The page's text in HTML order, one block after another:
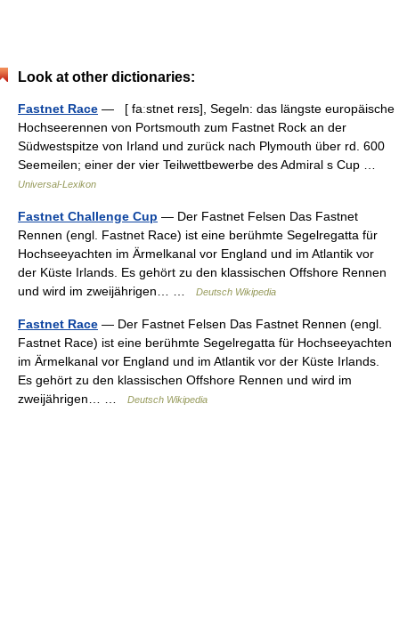
Look at other dictionaries:
Fastnet Race — [ faːstnet reɪs], Segeln: das längste europäische
Hochseerennen von Portsmouth zum Fastnet Rock an der
Südwestspitze von Irland und zurück nach Plymouth über rd. 600
Seemeilen; einer der vier Teilwettbewerbe des Admiral s Cup …
Universal-Lexikon
Fastnet Challenge Cup — Der Fastnet Felsen Das Fastnet
Rennen (engl. Fastnet Race) ist eine berühmte Segelregatta für
Hochseeyachten im Ärmelkanal vor England und im Atlantik vor
der Küste Irlands. Es gehört zu den klassischen Offshore Rennen
und wird im zweijährigen… …
Deutsch Wikipedia
Fastnet Race — Der Fastnet Felsen Das Fastnet Rennen (engl.
Fastnet Race) ist eine berühmte Segelregatta für Hochseeyachten
im Ärmelkanal vor England und im Atlantik vor der Küste Irlands.
Es gehört zu den klassischen Offshore Rennen und wird im
zweijährigen… …
Deutsch Wikipedia